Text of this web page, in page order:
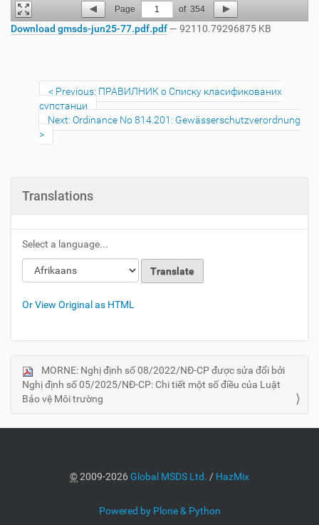
Page 1 of 354
Download gmsds-jun25-77.pdf.pdf— 92110.79296875 KB
Previous: ПРАВИЛНИК о Списку класификованих
супстанци
Next: Ordinance No 814.201: Gewässerschutzverordnung
Translations
Select a language...
Or View Original as HTML
N
a
i
MORNE: Nghị định số 08/2022/NĐ-CP được sửa đổi bởi
Nghị định số 05/2025/NĐ-CP: Chi tiết một số điều của Luật
Bảo vệ Môi trường
©2009-2026Global MSDS Ltd. / HazMix
Powered by Plone & Python